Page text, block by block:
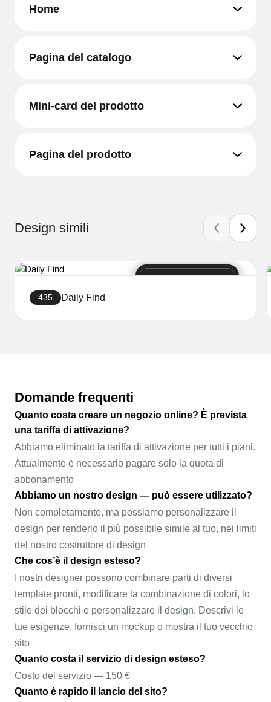
Home
Pagina del catalogo
Mini-card del prodotto
Pagina del prodotto
Design simili
435 Daily Find
Domande frequenti
Quanto costa creare un negozio online? È prevista
una tariffa di attivazione?
Abbiamo eliminato la tariffa di attivazione per tutti i piani.
Attualmente è necessario pagare solo la quota di
abbonamento
Abbiamo un nostro design — può essere utilizzato?
Non completamente, ma possiamo personalizzare il
design per renderlo il più possibile simile al tuo, nei limiti
del nostro costruttore di design
Che cos’è il design esteso?
I nostri designer possono combinare parti di diversi
template pronti, modificare la combinazione di colori, lo
stile dei blocchi e personalizzare il design. Descrivi le
tue esigenze, fornisci un mockup o mostra il tuo vecchio
sito
Quanto costa il servizio di design esteso?
Costo del servizio — 150 €
Quanto è rapido il lancio del sito?